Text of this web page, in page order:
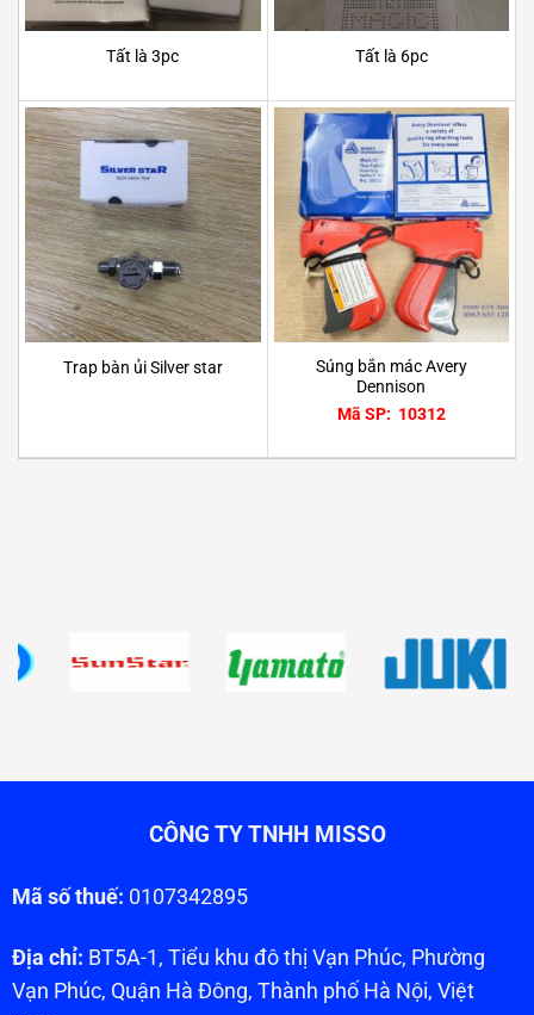
Tất là 3pc Tất là 6pc
Trap bàn ủi Silver star
Súng bắn mác Avery
Dennison
Mã SP: 10312
CÔNG TY TNHH MISSO
Mã số thuế: 0107342895
Địa chỉ: BT5A-1, Tiểu khu đô thị Vạn Phúc, Phường
Vạn Phúc, Quận Hà Đông, Thành phố Hà Nội, Việt